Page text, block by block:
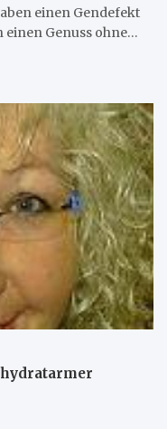
einen Gendefekt
einen Genuss ohne…